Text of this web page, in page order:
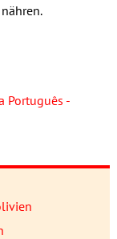
Português -